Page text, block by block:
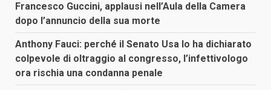
Francesco Guccini, applausi nell’Aula della Camera
dopo l’annuncio della sua morte
Anthony Fauci: perché il Senato Usa lo ha dichiarato
colpevole di oltraggio al congresso, l’infettivologo
ora rischia una condanna penale